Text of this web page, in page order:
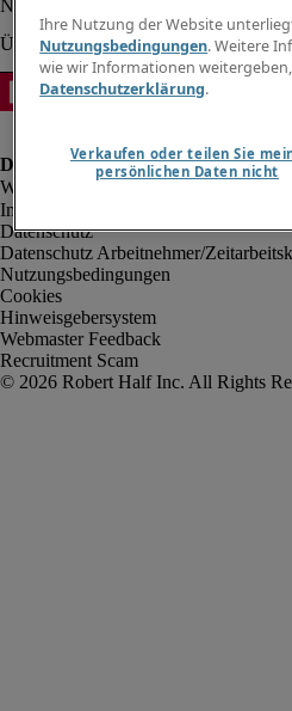
Impressum
Datenschutz
Datenschutz Arbeitnehmer/
Nutzungsbedingungen
Cookies
Hinweisgebersystem
Webmaster Feedback
Recruitment Scam
Ihre Nutzung der Website
Nutzungsbedingungen. Weitere
wie wir Informationen
Datenschutzerklärung.
Verkaufen oder teilen Sie
persönlichen Daten nicht